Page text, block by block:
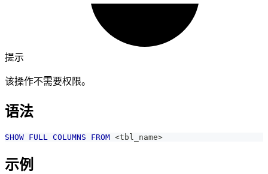
提示
该操作不需要权限。
语法
SHOW FULL COLUMNS FROM <tbl_name>
示例